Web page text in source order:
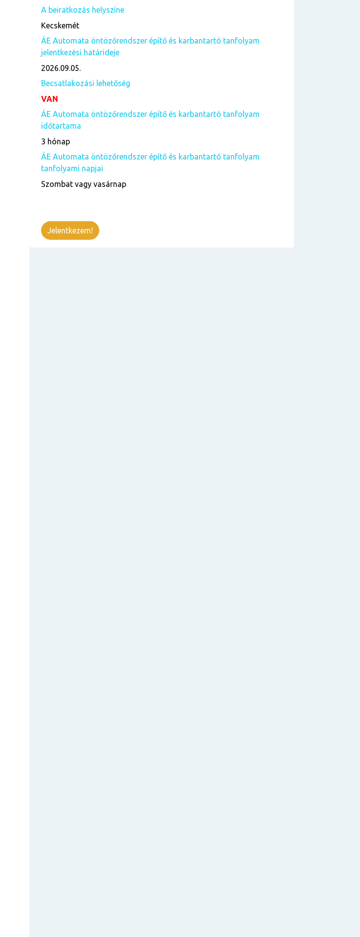
A beiratkozás helyszíne
Kecskemét
ÁE Automata öntözőrendszer építő és karbantartó tanfolyam
jelentkezési határideje
2026.09.05.
Becsatlakozási lehetőség
VAN
ÁE Automata öntözőrendszer építő és karbantartó tanfolyam
időtartama
3 hónap
ÁE Automata öntözőrendszer építő és karbantartó tanfolyam
tanfolyami napjai
Szombat vagy vasárnap
Jelentkezem!